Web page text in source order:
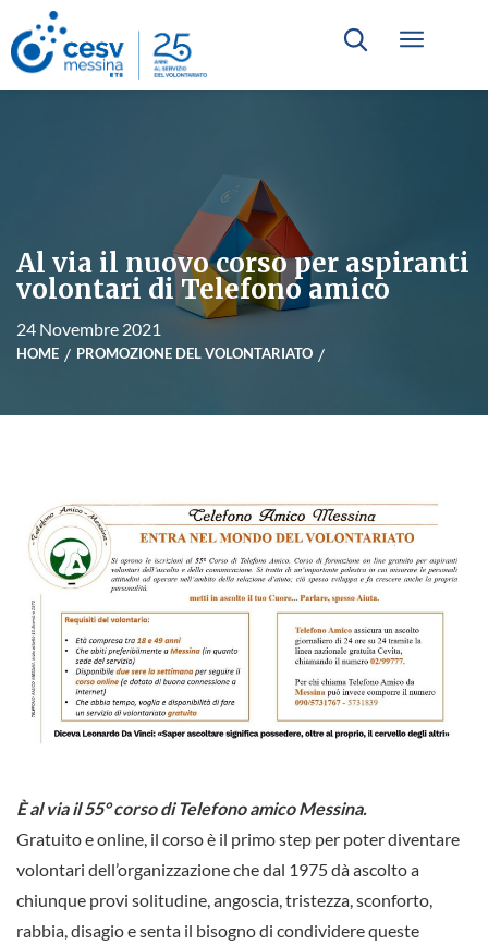
Al via il nuovo corso per aspiranti
volontari di Telefono amico
24 Novembre 2021
HOME PROMOZIONE DEL VOLONTARIATO
È al via il 55° corso di Telefono amico Messina.
Gratuito e online, il corso è il primo step per poter diventare
volontari dell’organizzazione che dal 1975 dà ascolto a
chiunque provi solitudine, angoscia, tristezza, sconforto,
rabbia, disagio e senta il bisogno di condividere queste